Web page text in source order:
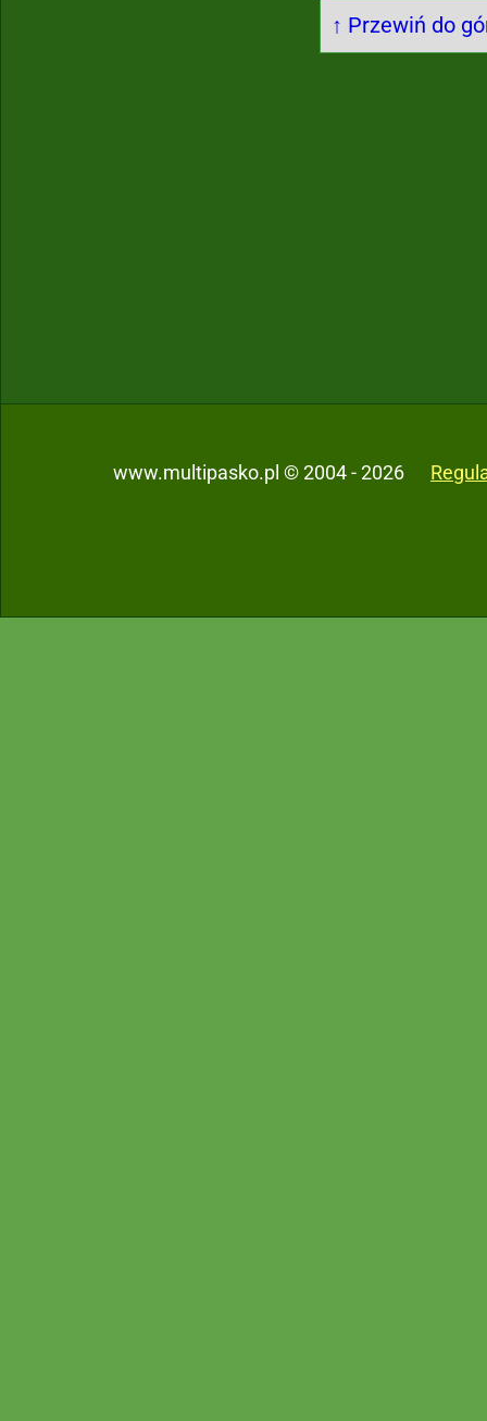
↑ Przewiń do
www.multipasko.pl © 2004 - 2026